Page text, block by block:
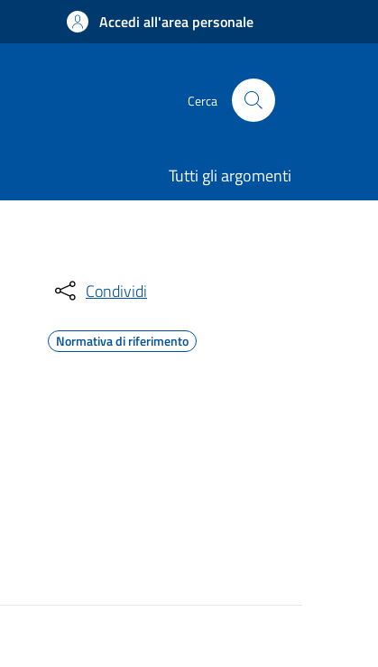
Accedi all'area personale
Cerca
Tutti gli argomenti
Condividi
Normativa di riferimento